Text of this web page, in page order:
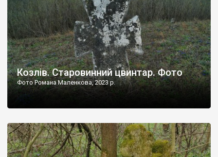
Козлів. Старовинний цвинтар. Фото
Фото Романа Маленкова, 2023 р.